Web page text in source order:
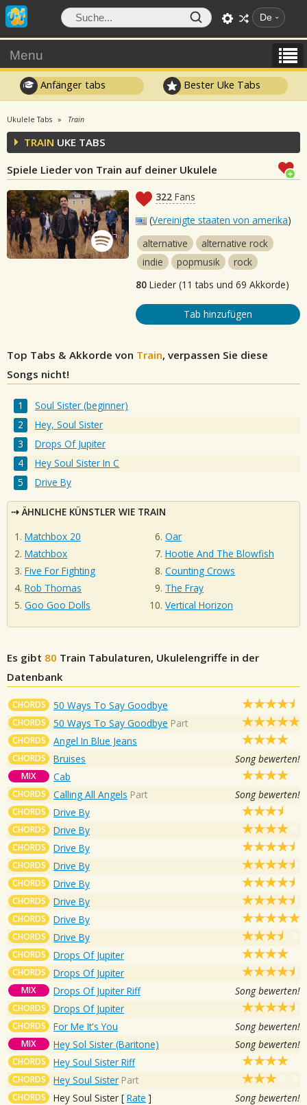
De
Menu
Anfänger tabs Bester Uke Tabs
Ukulele Tabs Train
TRAIN UKE TABS
Spiele Lieder von Train auf deiner Ukulele
322 Fans
(Vereinigte staaten von amerika)
alternative
alternative rock
indie
popmusik
rock
80 Lieder (11 tabs und 69 Akkorde)
Tab hinzufügen
Top Tabs & Akkorde von Train, verpassen Sie diese
Songs nicht!
Soul Sister (beginner)
Hey, Soul Sister
Drops Of Jupiter
Hey Soul Sister In C
Drive By
ÄHNLICHE KÜNSTLER WIE TRAIN
Matchbox 20
Matchbox
Five For Fighting
Rob Thomas
Goo Goo Dolls
Oar
Hootie And The Blowfish
Counting Crows
The Fray
Vertical Horizon
Es gibt 80 Train Tabulaturen, Ukulelengriffe in der
Datenbank
CHORDS 50 Ways To Say Goodbye
CHORDS 50 Ways To Say Goodbye Part
CHORDS Angel In Blue Jeans
CHORDS Bruises Song bewerten!
MIX Cab
CHORDS Calling All Angels Part Song bewerten!
CHORDS Drive By
CHORDS Drive By
CHORDS Drive By
CHORDS Drive By
CHORDS Drive By
CHORDS Drive By
CHORDS Drive By
CHORDS Drive By
CHORDS Drops Of Jupiter
CHORDS Drops Of Jupiter
MIX Drops Of Jupiter Riff Song bewerten!
CHORDS Drops Of Jupiter
CHORDS For Me It's You Song bewerten!
MIX Hey Sol Sister (Baritone) Song bewerten!
CHORDS Hey Soul Sister Riff
CHORDS Hey Soul Sister Part
CHORDS Hey Soul Sister [ Rate ] Song bewerten!